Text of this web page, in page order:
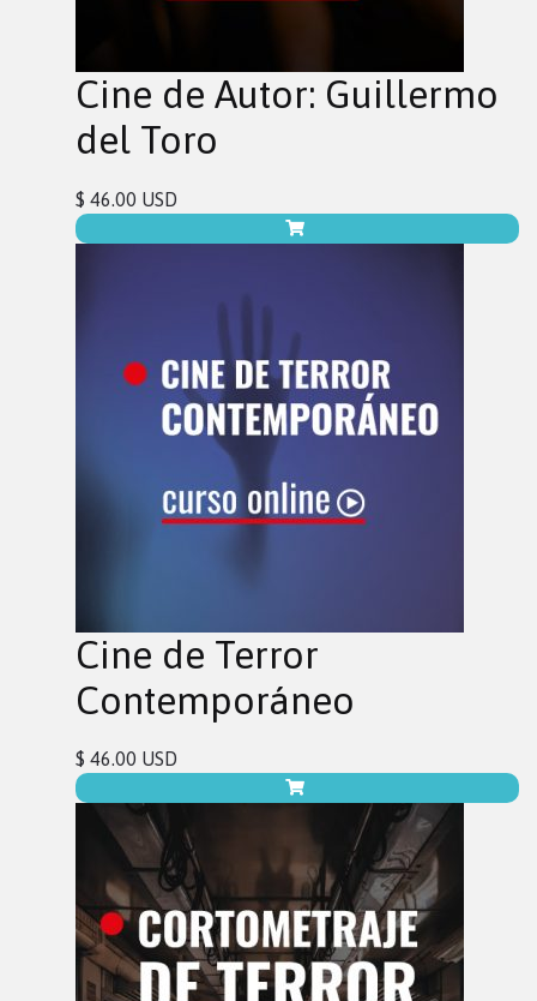
Cine de Autor: Guillermo
del Toro
$ 46.00 USD
Cine de Terror
Contemporáneo
$ 46.00 USD